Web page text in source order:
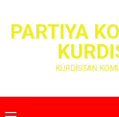
contentPARTIYA
KÜRDİSTAN
Primary